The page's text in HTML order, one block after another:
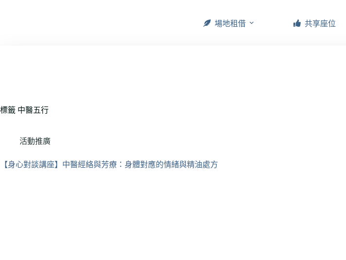
場地租借 共享座位
標籤 中醫五行
活動推廣
【身心對談講座】中醫經絡與芳療：身體對應的情緒與精油處方